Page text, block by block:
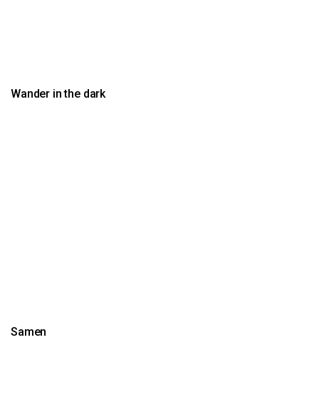
Wander in the dark
Samen